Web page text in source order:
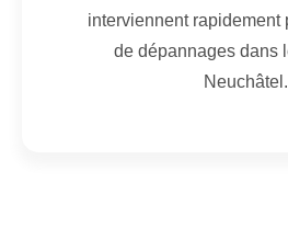
interviennent rapidement
de dépannages dans
Neuchâtel.